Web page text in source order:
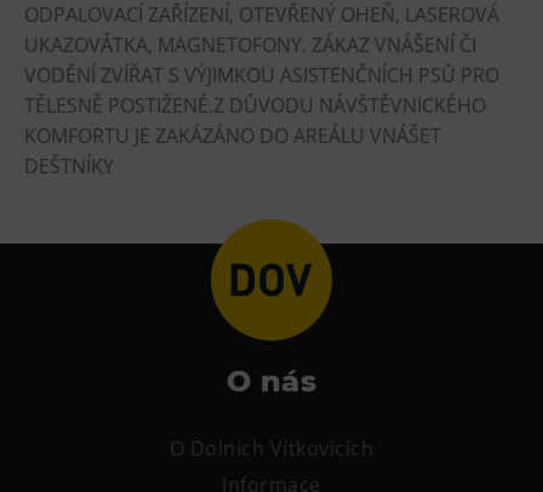
ODPALOVACÍ ZAŘÍZENÍ, OTEVŘENÝ OHEŇ, LASEROVÁ
UKAZOVÁTKA, MAGNETOFONY. ZÁKAZ VNÁŠENÍ ČI
VODĚNÍ ZVÍŘAT S VÝJIMKOU ASISTENČNÍCH PSŮ PRO
TĚLESNĚ POSTIŽENÉ.Z DŮVODU NÁVŠTĚVNICKÉHO
KOMFORTU JE ZAKÁZÁNO DO AREÁLU VNÁŠET
DEŠTNÍKY
O nás
O Dolních Vítkovicích
Informace